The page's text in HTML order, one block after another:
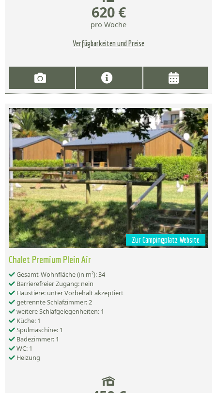
620 €
pro Woche
Verfügbarkeiten und Preise
Zur Campingplatz Website
Chalet Premium Plein Air
Gesamt-Wohnfläche (in m²): 34
Barrierefreier Zugang: nein
Haustiere: unter Vorbehalt akzeptiert
getrennte Schlafzimmer: 2
weitere Schlafgelegenheiten: 1
Küche: 1
Spülmaschine: 1
Badezimmer: 1
WC: 1
Heizung